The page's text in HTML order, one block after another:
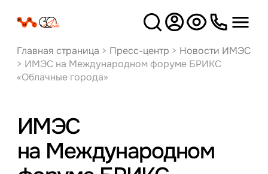
Версия
для слабовидящих
Главная страница > Пресс-центр > Новости ИМЭС
> ИМЭС на Международном форуме БРИКС
«Облачные города»
ИМЭС
на Международном